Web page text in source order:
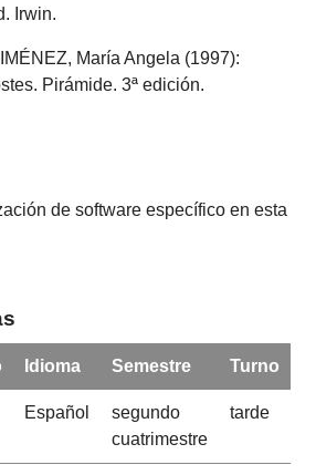
Irwin.
María Angela (1997):
Pirámide. 3ª edición.
de software específico en esta
Idioma Semestre Turno
Español
segundo
cuatrimestre
tarde